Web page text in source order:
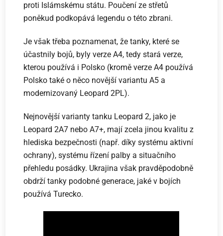
proti Islámskému státu. Poučení ze střetů
poněkud podkopává legendu o této zbrani.
Je však třeba poznamenat, že tanky, které se
účastnily bojů, byly verze A4, tedy stará verze,
kterou používá i Polsko (kromě verze A4 používá
Polsko také o něco novější variantu A5 a
modernizovaný Leopard 2PL).
Nejnovější varianty tanku Leopard 2, jako je
Leopard 2A7 nebo A7+, mají zcela jinou kvalitu z
hlediska bezpečnosti (např. díky systému aktivní
ochrany), systému řízení palby a situačního
přehledu posádky. Ukrajina však pravděpodobně
obdrží tanky podobné generace, jaké v bojích
používá Turecko.